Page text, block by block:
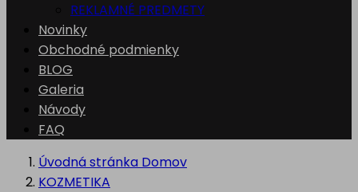
REKLAMNÉ PREDMETY
Novinky
Obchodné podmienky
BLOG
Galeria
Návody
FAQ
Úvodná stránka Domov
KOZMETIKA